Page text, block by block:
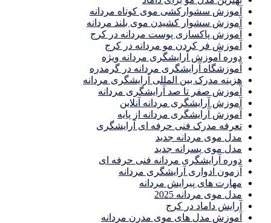
آموزش سشوارکشی موی کوتاه مردانه
آموزش سشوار کشیدن موی بلند مردانه
آموزش پاکسازی پوست مردانه در کرج
آموزش فر کردن مو مردانه در کرج
دوره آموزش آرایشگری مردانه ویژه
آموزشگاه آرایشگری مردانه در گرمدره
هزینه مدرک بین المللی آرایشگری مردانه
آموزش صفر تا صد آرایشگری مردانه
آموزش آرایشگری مردانه آنلاین
آموزش آرایشگری مردانه از پایه
تعرفه مدرک فنی حرفه ای آرایشگری
مدل موی مردانه جدید
مدل موی پسرانه جدید
دوره آرایشگری مردانه فنی حرفه ای
آزمون ادواری آرایشگری مردانه
مهارت های پیرایش مردانه
مدل موی مردانه 2025
آرایش داماد در کرج
آموزش مدل های موی مدرن مردانه